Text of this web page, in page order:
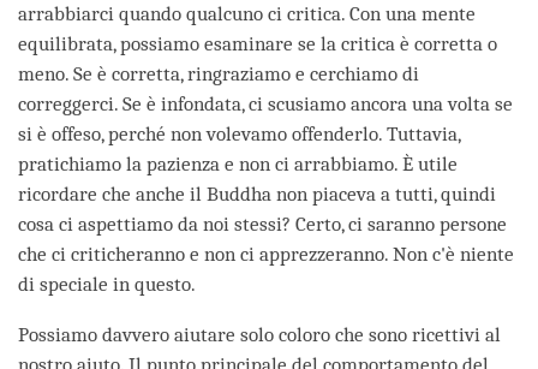
arrabbiarci quando qualcuno ci critica. Con una mente
equilibrata, possiamo esaminare se la critica è corretta o
meno. Se è corretta, ringraziamo e cerchiamo di
correggerci. Se è infondata, ci scusiamo ancora una volta se
si è offeso, perché non volevamo offenderlo. Tuttavia,
pratichiamo la pazienza e non ci arrabbiamo. È utile
ricordare che anche il Buddha non piaceva a tutti, quindi
cosa ci aspettiamo da noi stessi? Certo, ci saranno persone
che ci criticheranno e non ci apprezzeranno. Non c'è niente
di speciale in questo.
Possiamo davvero aiutare solo coloro che sono ricettivi al